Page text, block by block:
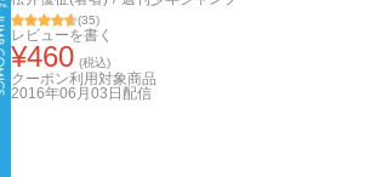
(35)
レビューを書く
¥460 (税込)
クーポン利用対象商品
2016年06月03日 配信